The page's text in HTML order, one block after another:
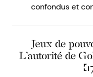
confondus et
Jeux de
L’autorité de